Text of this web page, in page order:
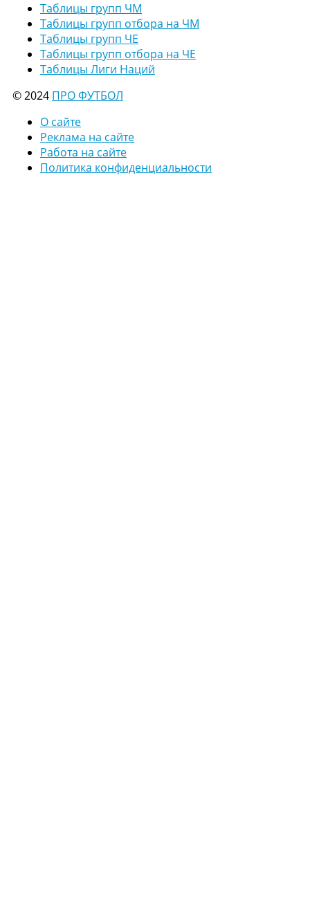
Таблицы групп ЧМ
Таблицы групп отбора на ЧМ
Таблицы групп ЧЕ
Таблицы групп отбора на ЧЕ
Таблицы Лиги Наций
© 2024 ПРО ФУТБОЛ
О сайте
Реклама на сайте
Работа на сайте
Политика конфиденциальности